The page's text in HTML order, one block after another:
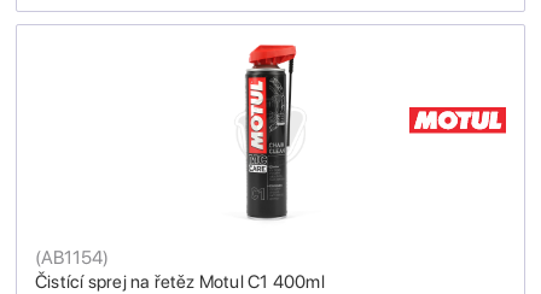
Čistící sprej na řetěz Motul C1 400ml
(AB1154)